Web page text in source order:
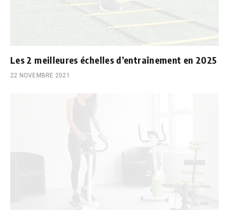
Les 2 meilleures échelles d’entraînement en 2025
22 NOVEMBRE 2021